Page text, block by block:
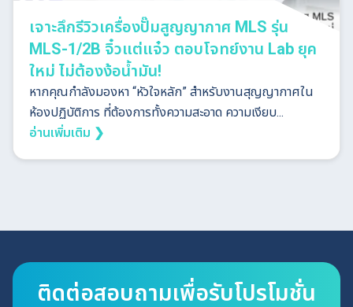
เจาะลึกรีวิวเครื่องปั๊มสูญญากาศ MLS รุ่น
MLS-1/2B จิ๋วแต่แจ๋ว ตอบโจทย์งาน Lab ยุค
ใหม่ ไม่ต้องง้อน้ำมัน!
หากคุณกำลังมองหา “หัวใจหลัก” สำหรับงานสุญญากาศใน
ห้องปฏิบัติการ ที่ต้องการทั้งความสะอาด ความเงียบ...
อ่านเพิ่มเติม ❯
ติดต่อสอบถามเพื่อรับโปรโมชั่น